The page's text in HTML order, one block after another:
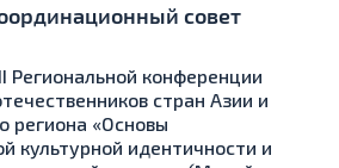
совет
Региональной конференции
стран Азии и
региона «Основы
культурной идентичности и